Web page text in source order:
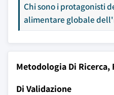
Chi sono i protagonisti
alimentare globale
Metodologia Di Ricerca,
Di Validazione